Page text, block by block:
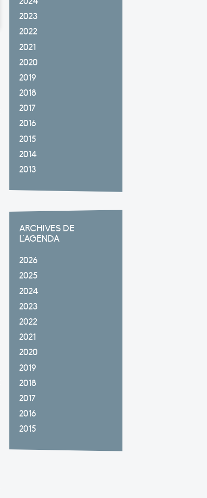
2023
2022
2021
2020
2019
2018
2017
2016
2015
2014
2013
ARCHIVES DE
L'AGENDA
2026
2025
2024
2023
2022
2021
2020
2019
2018
2017
2016
2015